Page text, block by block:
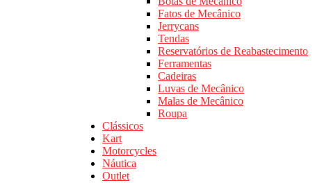
Fatos de Mecânico
Jerrycans
Tendas
Reservatórios de Reabastecimento
Ferramentas
Cadeiras
Luvas de Mecânico
Malas de Mecânico
Roupa
Clássicos
Kart
Motorcycles
Náutica
Outlet